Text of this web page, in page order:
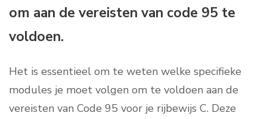
om aan de vereisten van code 95 te
voldoen.
Het is essentieel om te weten welke specifieke
modules je moet volgen om te voldoen aan de
vereisten van Code 95 voor je rijbewijs C. Deze